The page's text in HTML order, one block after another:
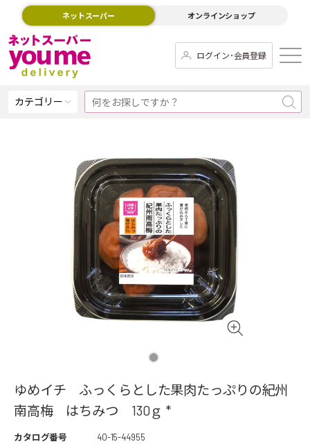
ネットスーパー オンラインショップ
ログイン･会員登録
カテゴリー
ゆめイチ ふっくらとした果肉たっぷりの紀州
南高梅 はちみつ 130ｇ *
カタログ番号
40-15-44955